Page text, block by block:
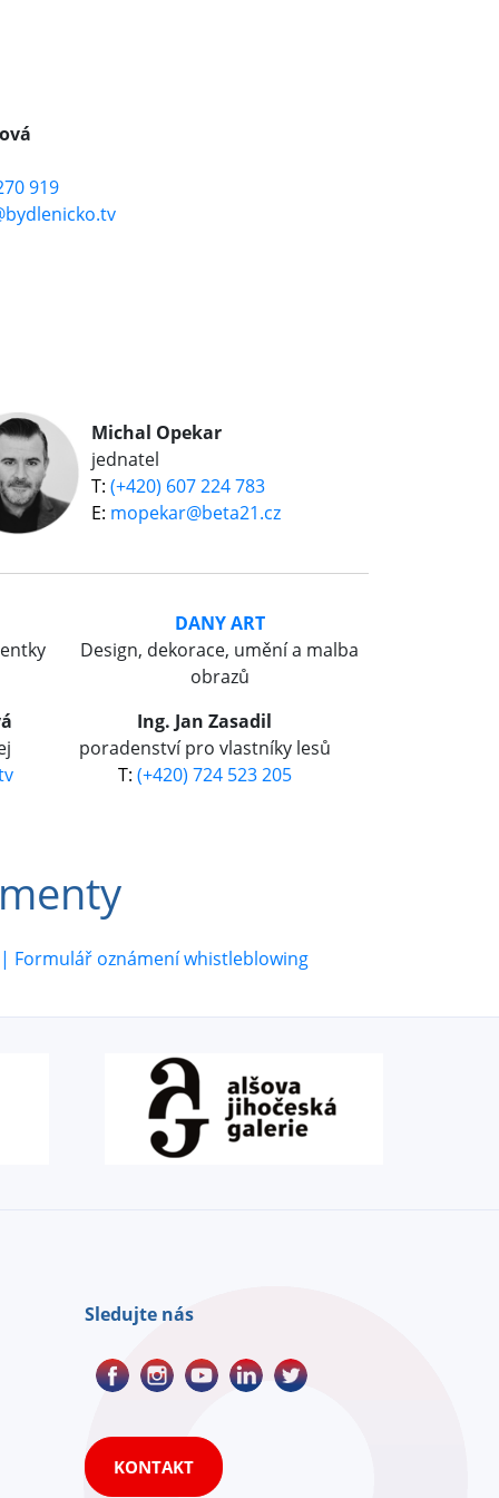
919
Michal Opekar
jednatel
(+420) 607 224 783
mopekar@beta21.cz
DANY ART
Design, dekorace, umění a malba
obrazů
Ing. Jan Zasadil
poradenství pro vlastníky lesů
(+420) 724 523 205
| Formulář oznámení whistleblowing
Sledujte nás
KONTAKT